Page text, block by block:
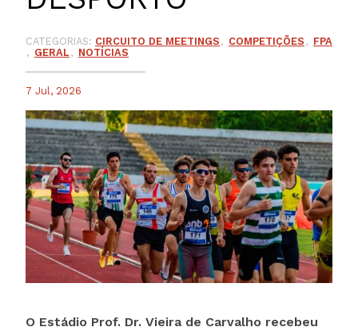
CATEGORIAS: CIRCUITO DE MEETINGS COMPETIÇÕES
FPA
GERAL
NOTÍCIAS
7 Jul, 2026
O Estádio Prof. Dr. Vieira de Carvalho recebeu